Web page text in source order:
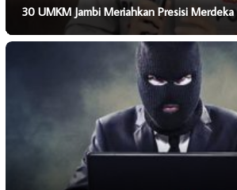
30 UMKM Jambi Meriahkan Presisi